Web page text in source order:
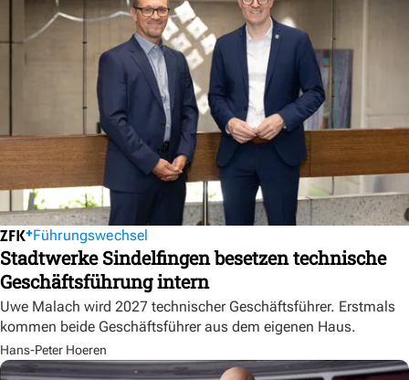
Führungswechsel
Stadtwerke Sindelfingen besetzen technische
Geschäftsführung intern
Uwe Malach wird 2027 technischer Geschäftsführer. Erstmals
kommen beide Geschäftsführer aus dem eigenen Haus.
Hans-Peter Hoeren